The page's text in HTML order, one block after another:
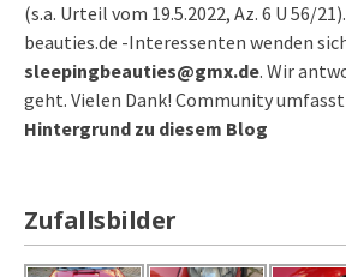
(s.a. Urteil vom 19.5.2022, Az. 6 U 56/
beauties.de -Interessenten wenden
sleepingbeauties@gmx.de. Wir
geht. Vielen Dank! Community
Hintergrund zu diesem Blog
Zufallsbilder